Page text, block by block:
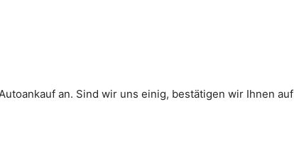
an. Sind wir uns einig, bestätigen wir Ihnen auf